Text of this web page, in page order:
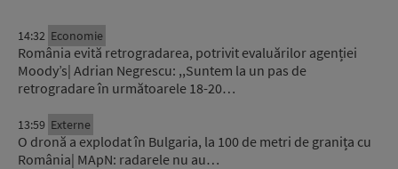
14:32 Economie
România evită retrogradarea, potrivit evaluărilor agenției
Moody’s| Adrian Negrescu: ,,Suntem la un pas de
retrogradare în următoarele 18-20…
13:59 Externe
O dronă a explodat în Bulgaria, la 100 de metri de granița cu
România| MApN: radarele nu au…